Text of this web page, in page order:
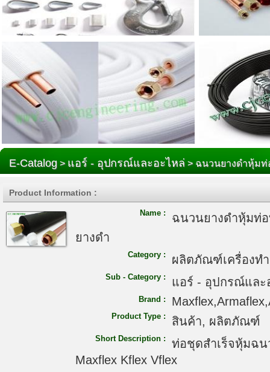
E-Catalog > แอร์ - อุปกรณ์และอะไหล่ > ฉนวนยางดำหุ้ม
Product Information :
Name :
ฉนวนยางดำหุ้มท่
ยางดำ
Category : ผลิตภัณฑ์เครื่องท
Sub - Category : แอร์ - อุปกรณ์และ
Brand :
Product Type : สินค้า, ผลิตภัณฑ์
Short Description :
ท่อชุดสำเร็จหุ้มฉน
Maxflex Kflex Vflex